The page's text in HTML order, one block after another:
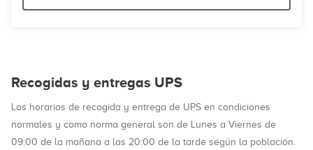
Recogidas y entregas UPS
Los horarios de recogida y entrega de UPS en condiciones
normales y como norma general son de Lunes a Viernes de
09:00 de la mañana a las 20:00 de la tarde según la población.